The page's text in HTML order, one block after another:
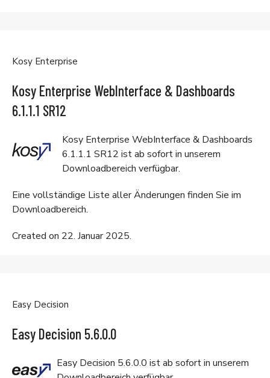
Kosy Enterprise
Kosy Enterprise WebInterface & Dashboards
6.1.1.1 SR12
Kosy Enterprise WebInterface & Dashboards
6.1.1.1 SR12 ist ab sofort in unserem
Downloadbereich verfügbar.
Eine vollständige Liste aller Änderungen finden Sie im
Downloadbereich.
Created on 22. Januar 2025.
Easy Decision
Easy Decision 5.6.0.0
Easy Decision 5.6.0.0 ist ab sofort in unserem